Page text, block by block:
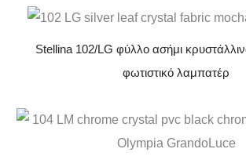
Stellina 102/LG φύλλο ασήμι
φωτιστικό λαμπατέρ